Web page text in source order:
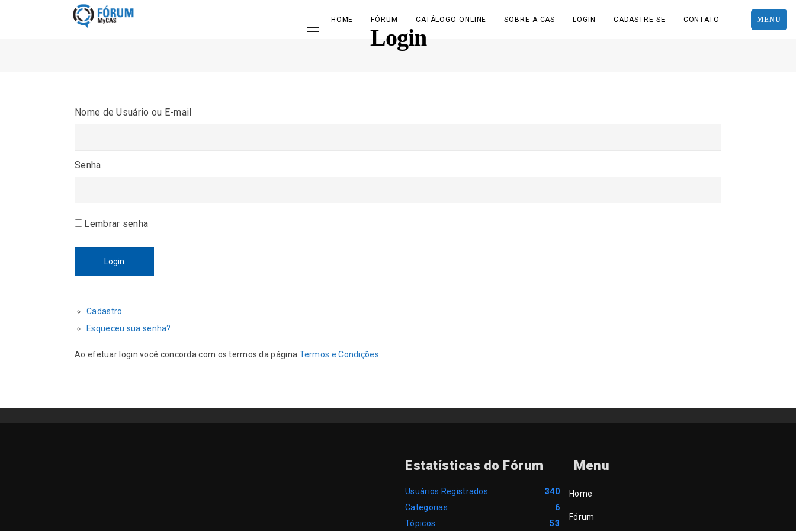
MENU
HOME FÓRUM CATÁLOGO ONLINE SOBRE A CAS LOGIN CADASTRE-SE CONTATO
Login
Nome de Usuário ou E-mail
Senha
Lembrar senha
Login
Cadastro
Esqueceu sua senha?
Ao efetuar login você concorda com os termos da página Termos e Condições
Estatísticas do Fórum
Usuários Registrados
340
Categorias
6
Tópicos
53
Menu
Home
Fórum